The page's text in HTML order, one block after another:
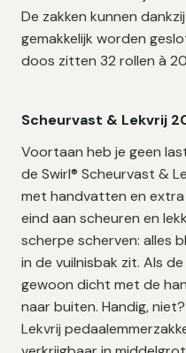
De zakken kunnen
gemakkelijk worden
doos zitten 32 rollen à
Scheurvast & Lekvrij
Voortaan heb je geen
de Swirl® Scheurvast &
met handvatten en
eind aan scheuren en
scherpe scherven: alles
in de vuilnisbak zit. Als
gewoon dicht met de
naar buiten. Handig,
Lekvrij